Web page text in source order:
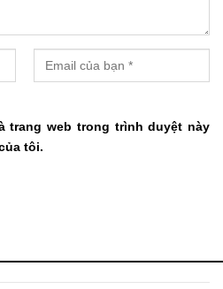
trang web trong trình duyệt này
tôi.